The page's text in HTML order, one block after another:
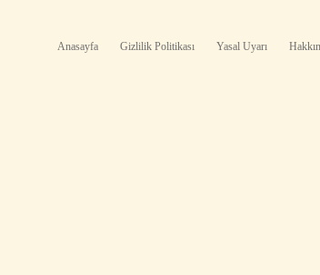
Anasayfa Gizlilik Politikası Yasal Uyarı